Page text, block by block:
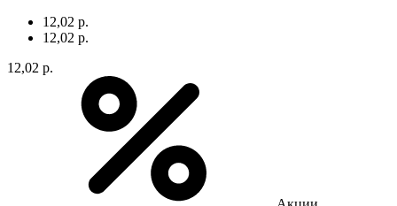
12,02 р.
12,02 р.
12,02 р.